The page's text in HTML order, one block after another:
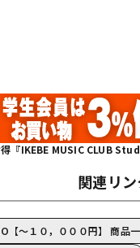
『IKEBE MUSIC CLUB
関連リン
【～１０，０００円】 商品